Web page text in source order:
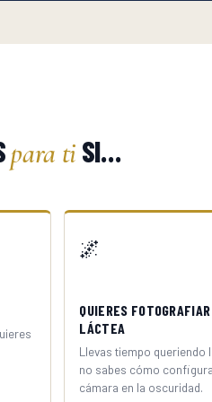
para ti SI…
🌌
QUIERES
LÁCTEA
Llevas tiempo queriendo
no sabes cómo
cámara en la oscuridad.